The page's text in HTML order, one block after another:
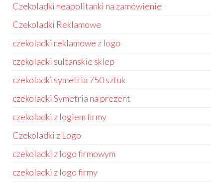
Czekoladki neapolitanki na zamówienie
Czekoladki Reklamowe
czekoladki reklamowe z logo
czekoladki sultanskie sklep
czekoladki symetria 750 sztuk
czekoladki Symetria na prezent
czekoladki z logiem firmy
Czekoladki z Logo
czekoladki z logo firmowym
czekoladki z logo firmy